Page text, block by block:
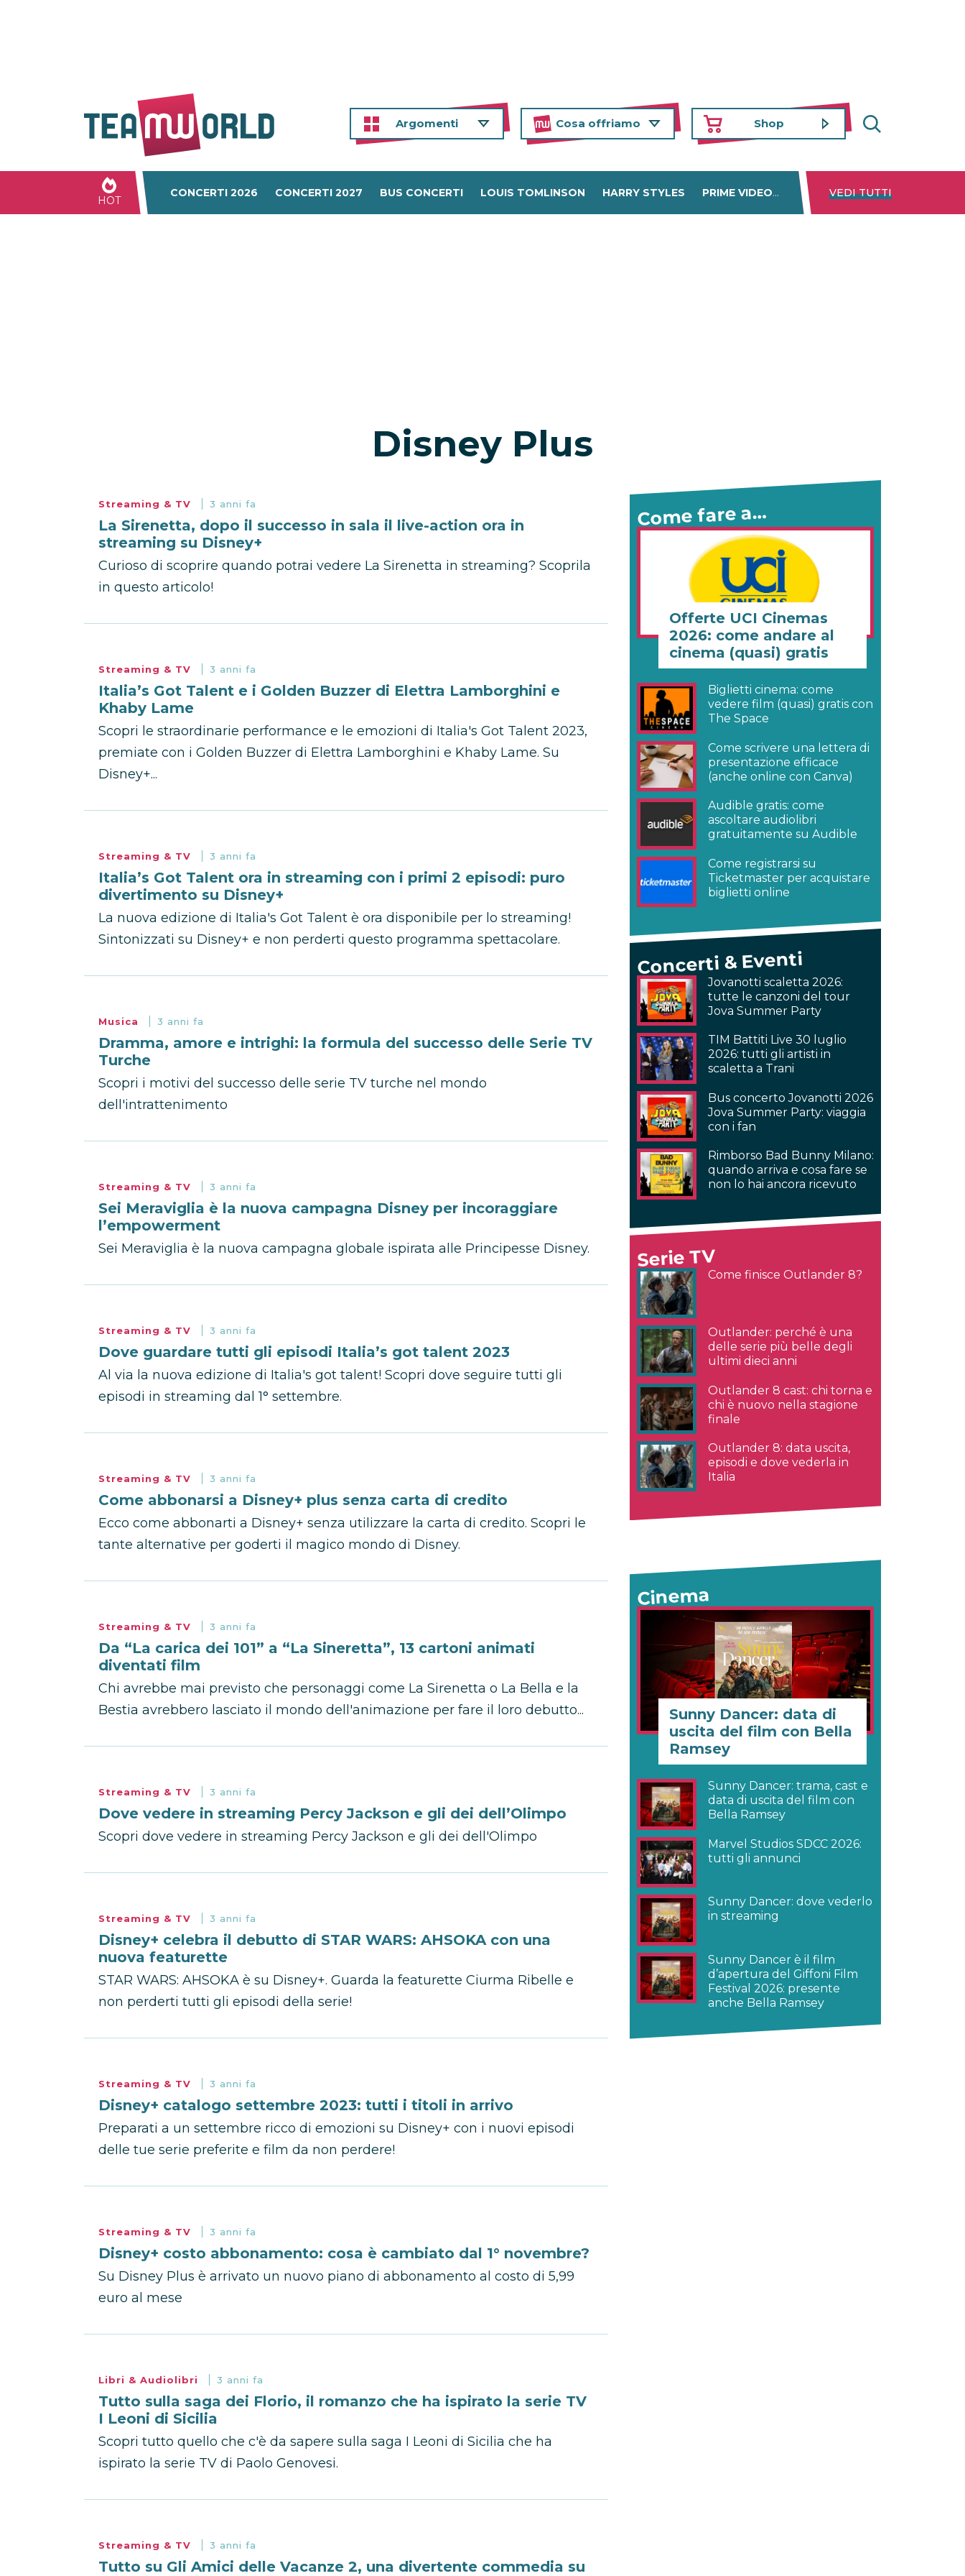
Argomenti Cosa offriamo Shop
HOT
CONCERTI 2026 CONCERTI 2027 BUS CONCERTI LOUIS TOMLINSON HARRY STYLES PRIME VIDEO DISNEY+ NETFLIX
VEDI TUTTI
Disney Plus
Streaming & TV 3 anni fa
La Sirenetta, dopo il successo in sala il live-action ora in
streaming su Disney+
Curioso di scoprire quando potrai vedere La Sirenetta in streaming? Scoprila
in questo articolo!
Streaming & TV 3 anni fa
Italia’s Got Talent e i Golden Buzzer di Elettra Lamborghini e
Khaby Lame
Scopri le straordinarie performance e le emozioni di Italia's Got Talent 2023,
premiate con i Golden Buzzer di Elettra Lamborghini e Khaby Lame. Su
Disney+...
Streaming & TV 3 anni fa
Italia’s Got Talent ora in streaming con i primi 2 episodi: puro
divertimento su Disney+
La nuova edizione di Italia's Got Talent è ora disponibile per lo streaming!
Sintonizzati su Disney+ e non perderti questo programma spettacolare.
Musica 3 anni fa
Dramma, amore e intrighi: la formula del successo delle Serie TV
Turche
Scopri i motivi del successo delle serie TV turche nel mondo
dell'intrattenimento
Streaming & TV 3 anni fa
Sei Meraviglia è la nuova campagna Disney per incoraggiare
l’empowerment
Sei Meraviglia è la nuova campagna globale ispirata alle Principesse Disney.
Streaming & TV 3 anni fa
Dove guardare tutti gli episodi Italia’s got talent 2023
Al via la nuova edizione di Italia's got talent! Scopri dove seguire tutti gli
episodi in streaming dal 1° settembre.
Streaming & TV 3 anni fa
Come abbonarsi a Disney+ plus senza carta di credito
Ecco come abbonarti a Disney+ senza utilizzare la carta di credito. Scopri le
tante alternative per goderti il magico mondo di Disney.
Streaming & TV 3 anni fa
Da “La carica dei 101” a “La Sineretta”, 13 cartoni animati
diventati film
Chi avrebbe mai previsto che personaggi come La Sirenetta o La Bella e la
Bestia avrebbero lasciato il mondo dell'animazione per fare il loro debutto...
Streaming & TV 3 anni fa
Dove vedere in streaming Percy Jackson e gli dei dell’Olimpo
Scopri dove vedere in streaming Percy Jackson e gli dei dell'Olimpo
Streaming & TV 3 anni fa
Disney+ celebra il debutto di STAR WARS: AHSOKA con una
nuova featurette
STAR WARS: AHSOKA è su Disney+. Guarda la featurette Ciurma Ribelle e
non perderti tutti gli episodi della serie!
Streaming & TV 3 anni fa
Disney+ catalogo settembre 2023: tutti i titoli in arrivo
Preparati a un settembre ricco di emozioni su Disney+ con i nuovi episodi
delle tue serie preferite e film da non perdere!
Streaming & TV 3 anni fa
Disney+ costo abbonamento: cosa è cambiato dal 1° novembre?
Su Disney Plus è arrivato un nuovo piano di abbonamento al costo di 5,99
euro al mese
Libri & Audiolibri 3 anni fa
Tutto sulla saga dei Florio, il romanzo che ha ispirato la serie TV
I Leoni di Sicilia
Scopri tutto quello che c'è da sapere sulla saga I Leoni di Sicilia che ha
ispirato la serie TV di Paolo Genovesi.
Streaming & TV 3 anni fa
Tutto su Gli Amici delle Vacanze 2, una divertente commedia su
Come fare a…
Offerte UCI Cinemas
2026: come andare al
cinema (quasi) gratis
Biglietti cinema: come
vedere film (quasi) gratis con
The Space
Come scrivere una lettera di
presentazione efficace
(anche online con Canva)
Audible gratis: come
ascoltare audiolibri
gratuitamente su Audible
Come registrarsi su
Ticketmaster per acquistare
biglietti online
Concerti & Eventi
Jovanotti scaletta 2026:
tutte le canzoni del tour
Jova Summer Party
TIM Battiti Live 30 luglio
2026: tutti gli artisti in
scaletta a Trani
Bus concerto Jovanotti 2026
Jova Summer Party: viaggia
con i fan
Rimborso Bad Bunny Milano:
quando arriva e cosa fare se
non lo hai ancora ricevuto
Serie TV
Come finisce Outlander 8?
Outlander: perché è una
delle serie più belle degli
ultimi dieci anni
Outlander 8 cast: chi torna e
chi è nuovo nella stagione
finale
Outlander 8: data uscita,
episodi e dove vederla in
Italia
Cinema
Sunny Dancer: data di
uscita del film con Bella
Ramsey
Sunny Dancer: trama, cast e
data di uscita del film con
Bella Ramsey
Marvel Studios SDCC 2026:
tutti gli annunci
Sunny Dancer: dove vederlo
in streaming
Sunny Dancer è il film
d’apertura del Giffoni Film
Festival 2026: presente
anche Bella Ramsey